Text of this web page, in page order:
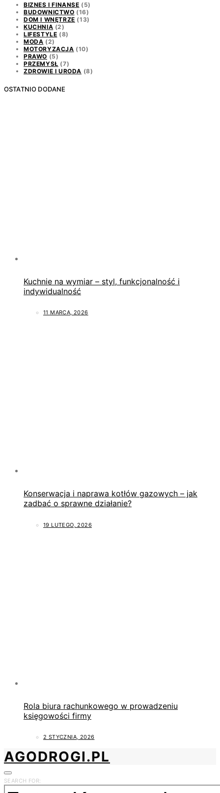
BIZNES I FINANSE (5)
BUDOWNICTWO (16)
DOM I WNĘTRZE (13)
KUCHNIA (2)
LIFESTYLE (8)
MODA (2)
MOTORYZACJA (10)
PRAWO (5)
PRZEMYSŁ (7)
ZDROWIE I URODA (8)
OSTATNIO DODANE
Kuchnie na wymiar – styl, funkcjonalność i
indywidualność
11 MARCA, 2026
Konserwacja i naprawa kotłów gazowych – jak
zadbać o sprawne działanie?
19 LUTEGO, 2026
Rola biura rachunkowego w prowadzeniu
księgowości firmy
2 STYCZNIA, 2026
AGODROGI.PL
SEARCH FOR: